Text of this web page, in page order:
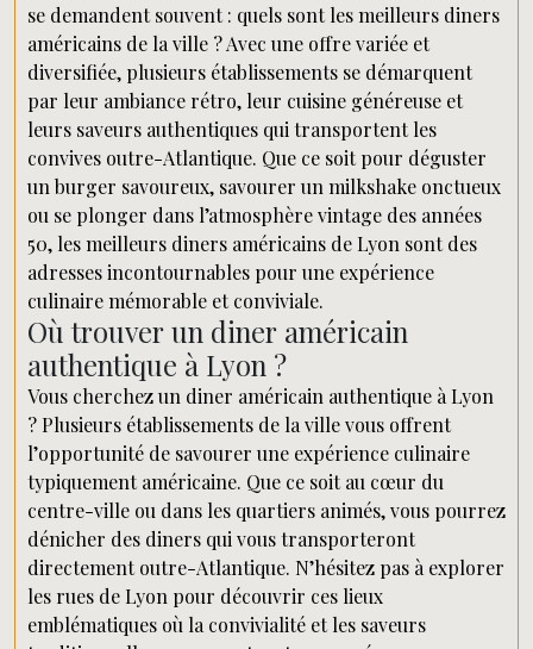
se demandent souvent : quels sont les meilleurs diners
américains de la ville ? Avec une offre variée et
diversifiée, plusieurs établissements se démarquent
par leur ambiance rétro, leur cuisine généreuse et
leurs saveurs authentiques qui transportent les
convives outre-Atlantique. Que ce soit pour déguster
un burger savoureux, savourer un milkshake onctueux
ou se plonger dans l’atmosphère vintage des années
50, les meilleurs diners américains de Lyon sont des
adresses incontournables pour une expérience
culinaire mémorable et conviviale.
Où trouver un diner américain
authentique à Lyon ?
Vous cherchez un diner américain authentique à Lyon
? Plusieurs établissements de la ville vous offrent
l’opportunité de savourer une expérience culinaire
typiquement américaine. Que ce soit au cœur du
centre-ville ou dans les quartiers animés, vous pourrez
dénicher des diners qui vous transporteront
directement outre-Atlantique. N’hésitez pas à explorer
les rues de Lyon pour découvrir ces lieux
emblématiques où la convivialité et les saveurs